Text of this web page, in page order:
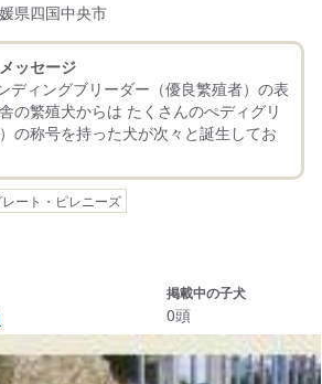
県四国中央市
ッセージ
ディングブリーダー（優良繁殖者）の表
の繁殖犬からは たくさんのぺディグリ
の称号を持った犬が次々と誕生してお
レート・ピレニーズ
掲載中の子犬
0頭